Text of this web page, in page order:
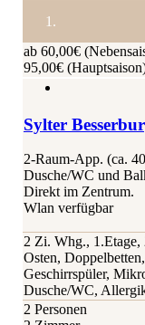
ab 60,00€
95,00€
Sylter
2-Raum-App. (ca.
Dusche/WC und
Direkt im Zentrum.
Wlan verfügbar
2 Zi. Whg., 1.Etage,
Osten,
Geschirrspüler,
Dusche/WC,
2 Personen